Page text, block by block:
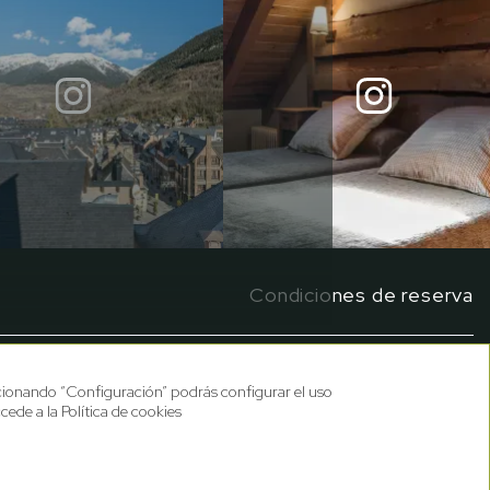
Condiciones de reserva
“Configuración” podrás configurar el uso
a la Política de cookies